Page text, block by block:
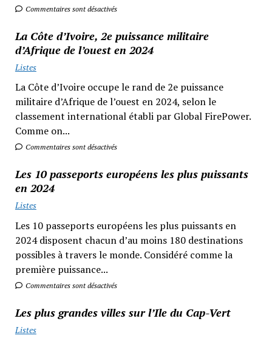
Commentaires sont désactivés
La Côte d’Ivoire, 2e puissance militaire
d’Afrique de l’ouest en 2024
Listes
La Côte d’Ivoire occupe le rand de 2e puissance
militaire d’Afrique de l’ouest en 2024, selon le
classement international établi par Global FirePower.
Comme on...
Commentaires sont désactivés
Les 10 passeports européens les plus puissants
en 2024
Listes
Les 10 passeports européens les plus puissants en
2024 disposent chacun d’au moins 180 destinations
possibles à travers le monde. Considéré comme la
première puissance...
Commentaires sont désactivés
Les plus grandes villes sur l’Ile du Cap-Vert
Listes